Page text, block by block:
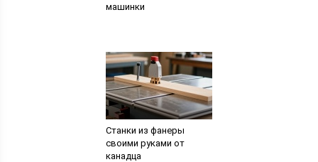
машинки
Станки из фанеры
своими руками от
канадца